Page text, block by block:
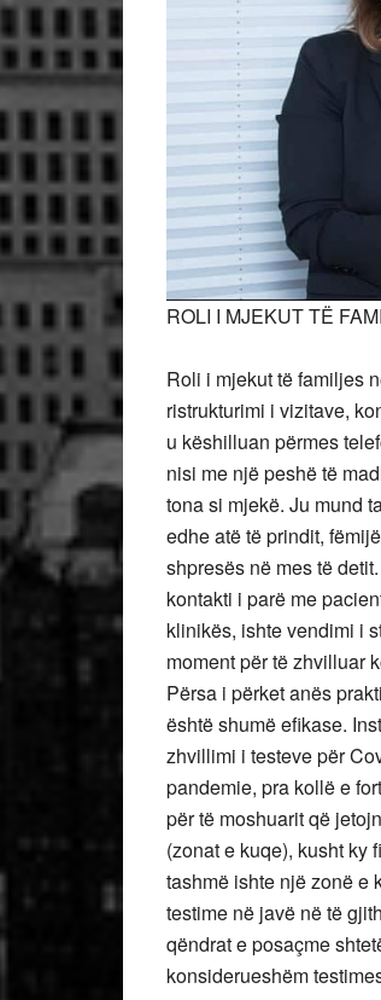
ROLI I MJEKUT TË
Roli i mjekut të familjes
ristrukturimi i vizitave,
u këshilluan përmes
nisi me një peshë të
tona si mjekë. Ju mund
edhe atë të prindit,
shpresës në mes të
kontakti i parë me
klinikës, ishte vendimi i
moment për të zhvilluar
Përsa i përket anës
është shumë efikase.
zhvillimi i testeve për
pandemie, pra kollë e
për të moshuarit që
(zonat e kuqe), kusht ky
tashmë ishte një zonë e
testime në javë në të
qëndrat e posaçme
konsiderueshëm